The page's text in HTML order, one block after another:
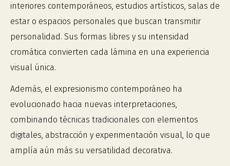
interiores contemporáneos, estudios artísticos, salas de
estar o espacios personales que buscan transmitir
personalidad. Sus formas libres y su intensidad
cromática convierten cada lámina en una experiencia
visual única.
Además, el expresionismo contemporáneo ha
evolucionado hacia nuevas interpretaciones,
combinando técnicas tradicionales con elementos
digitales, abstracción y experimentación visual, lo que
amplía aún más su versatilidad decorativa.